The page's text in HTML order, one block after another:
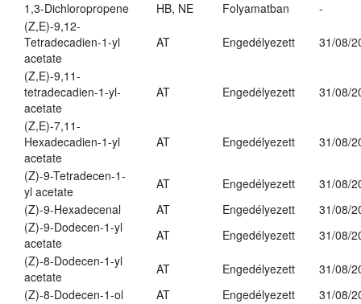
1,3-Dichloropropene HB, NE Folyamatban
-
(Z,E)-9,12-
Tetradecadien-1-yl
acetate
AT Engedélyezett 31/08/
(Z,E)-9,11-
tetradecadien-1-yl-
acetate
AT Engedélyezett 31/08/
(Z,E)-7,11-
Hexadecadien-1-yl
acetate
AT Engedélyezett 31/08/
(Z)-9-Tetradecen-1-
yl acetate
AT Engedélyezett
31/08/
(Z)-9-Hexadecenal
AT Engedélyezett
31/08/
(Z)-9-Dodecen-1-yl
acetate
AT Engedélyezett
31/08/
(Z)-8-Dodecen-1-yl
acetate
AT Engedélyezett
31/08/
(Z)-8-Dodecen-1-ol
AT Engedélyezett
31/08/